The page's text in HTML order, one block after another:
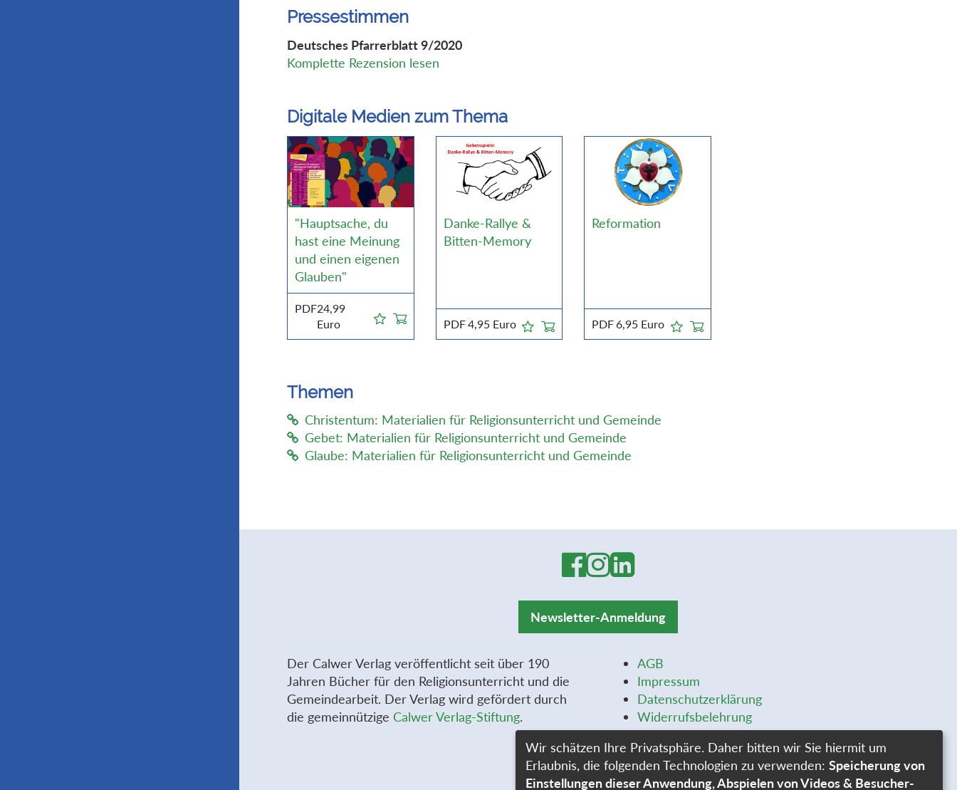
Pressestimmen
Deutsches Pfarrerblatt 9/2020
Komplette Rezension lesen
Digitale Medien zum Thema
"Hauptsache, du
hast eine Meinung
und einen eigenen
Glauben"
PDF24,99
Euro
Danke-Rallye &
Bitten-Memory
PDF4,95 Euro
Reformation
PDF6,95 Euro
Themen
Christentum: Materialien für Religionsunterricht und Gemeinde
Gebet: Materialien für Religionsunterricht und Gemeinde
Glaube: Materialien für Religionsunterricht und Gemeinde
Newsletter-Anmeldung
Der Calwer Verlag veröffentlicht seit über 190
Jahren Bücher für den Religionsunterricht und die
Gemeindearbeit. Der Verlag wird gefördert durch
die gemeinnützige Calwer Verlag-Stiftung.
AGB
Impressum
Datenschutzerklärung
Widerrufsbelehrung
Widerrufsformular
Stellenangebote
Cookie-Einstellungen
Wir schätzen Ihre Privatsphäre. Daher bitten wir Sie hiermit um
Erlaubnis, die folgenden Technologien zu verwenden: Speicherung von
Einstellungen dieser Anwendung, Abspielen von Videos & Besucher-